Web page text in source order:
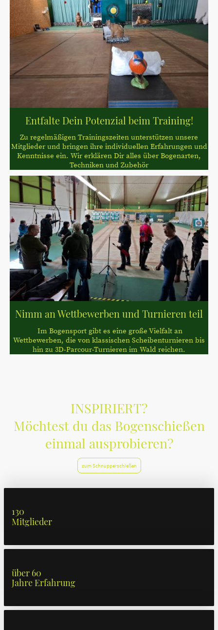
Entfalte Dein Potenzial beim Training!
Zu regelmäßigen Trainingszeiten unterstützen unsere
Mitglieder und bringen ihre individuellen Erfahrungen und
Kenntnisse ein. Wir erklären Dir alles über Bogenarten,
Techniken und Zubehör
Nimm an Wettbewerben und Turnieren teil
Im Bogensport gibt es eine große Vielfalt an
Wettbewerben, die von klassischen Scheibenturnieren bis
hin zu 3D-Parcour-Turnieren im Wald reichen.
zum Schnupperschießen
INSPIRIERT?
Möchtest du das Bogenschießen
einmal ausprobieren?
130
Mitglieder
über 60
Jahre Erfahrung